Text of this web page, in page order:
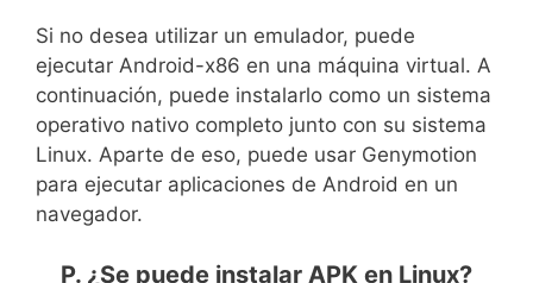
Si no desea utilizar un emulador, puede
ejecutar Android-x86 en una máquina virtual. A
continuación, puede instalarlo como un sistema
operativo nativo completo junto con su sistema
Linux. Aparte de eso, puede usar Genymotion
para ejecutar aplicaciones de Android en un
navegador.
P. ¿Se puede instalar APK en Linux?